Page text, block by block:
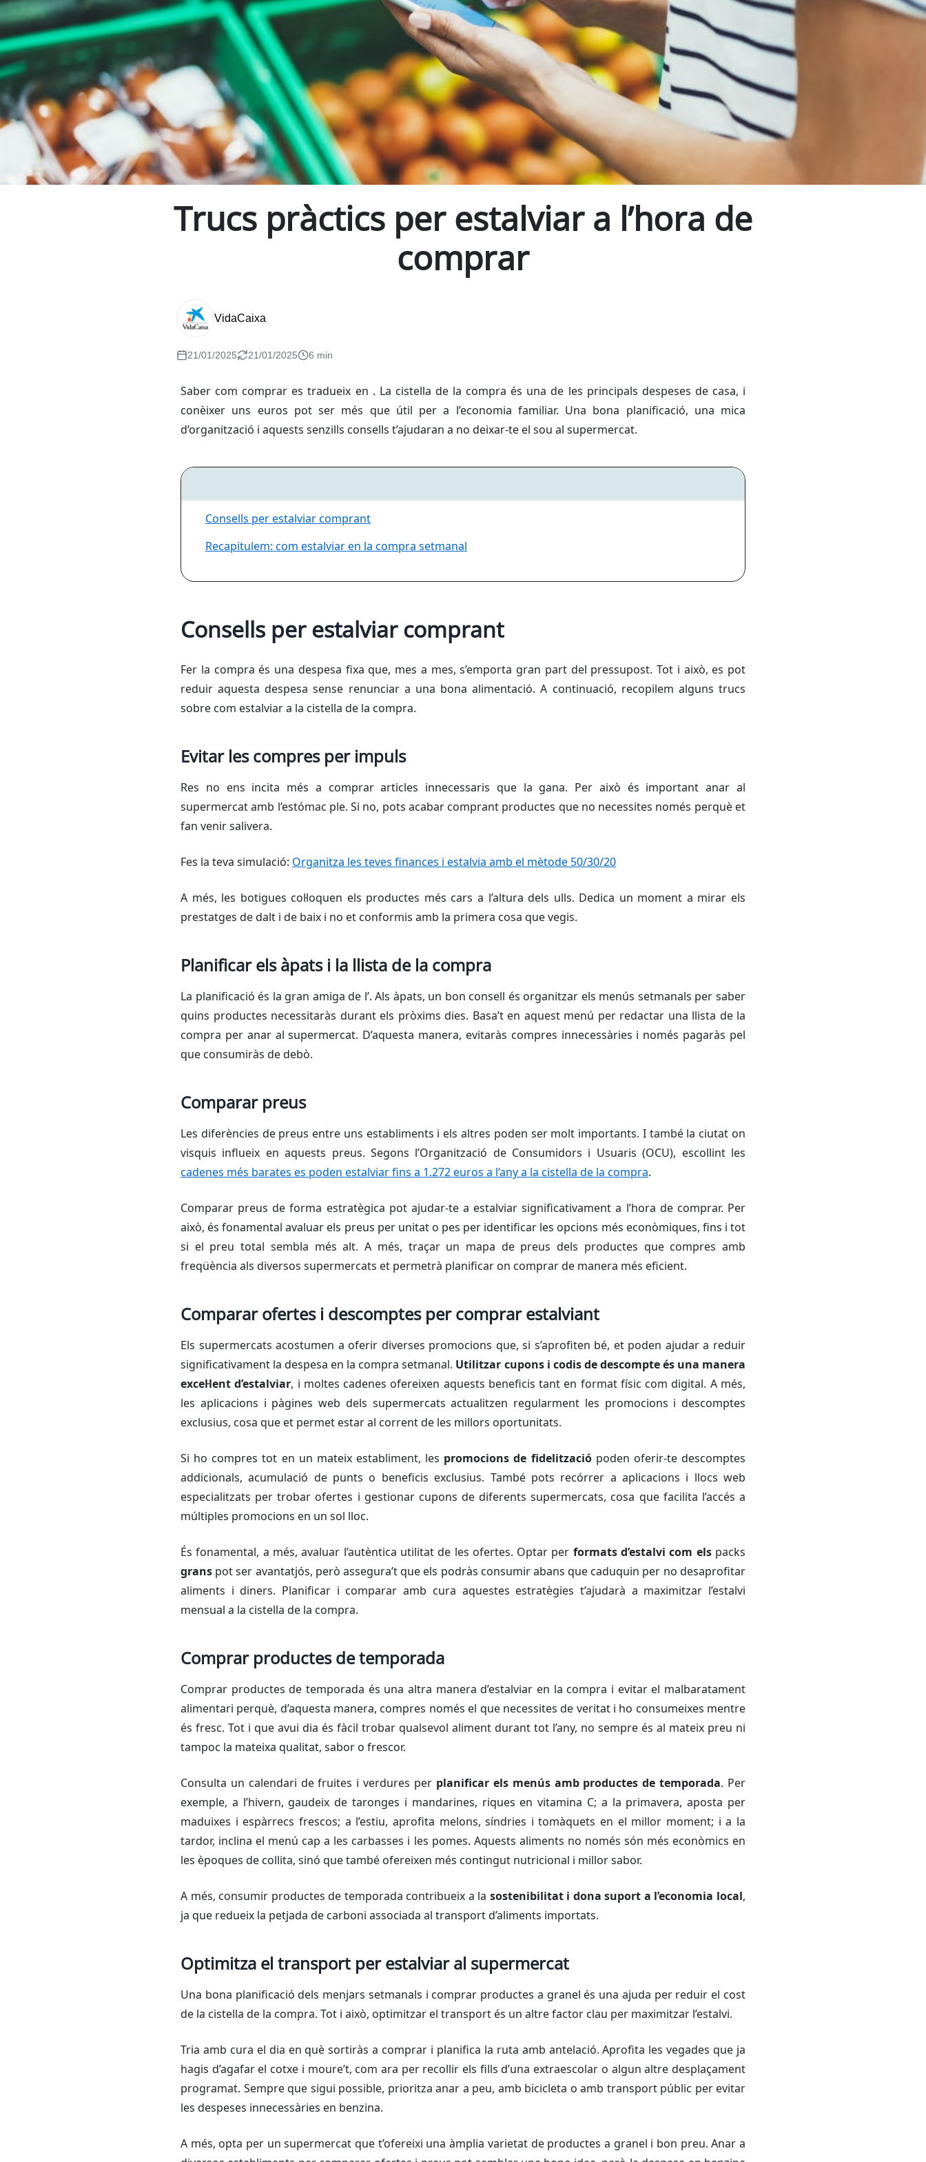
Trucs pràctics per estalviar a l’hora de
comprar
VidaCaixa
21/01/2025 21/01/2025 6 min
Saber com comprar es tradueix en . La cistella de la compra és una de les principals despeses de casa, i
conèixer uns euros pot ser més que útil per a l’economia familiar. Una bona planificació, una mica
d’organització i aquests senzills consells t’ajudaran a no deixar-te el sou al supermercat.
Consells per estalviar comprant
Recapitulem: com estalviar en la compra setmanal
Consells per estalviar comprant
Fer la compra és una despesa fixa que, mes a mes, s’emporta gran part del pressupost. Tot i això, es pot
reduir aquesta despesa sense renunciar a una bona alimentació. A continuació, recopilem alguns trucs
sobre com estalviar a la cistella de la compra.
Evitar les compres per impuls
Res no ens incita més a comprar articles innecessaris que la gana. Per això és important anar al
supermercat amb l’estómac ple. Si no, pots acabar comprant productes que no necessites només perquè et
fan venir salivera.
Fes la teva simulació: Organitza les teves finances i estalvia amb el mètode 50/30/20
A més, les botigues col·loquen els productes més cars a l’altura dels ulls. Dedica un moment a mirar els
prestatges de dalt i de baix i no et conformis amb la primera cosa que vegis.
Planificar els àpats i la llista de la compra
La planificació és la gran amiga de l’. Als àpats, un bon consell és organitzar els menús setmanals per saber
quins productes necessitaràs durant els pròxims dies. Basa’t en aquest menú per redactar una llista de la
compra per anar al supermercat. D’aquesta manera, evitaràs compres innecessàries i només pagaràs pel
que consumiràs de debò.
Comparar preus
Les diferències de preus entre uns establiments i els altres poden ser molt importants. I també la ciutat on
visquis influeix en aquests preus. Segons l’Organització de Consumidors i Usuaris (OCU), escollint les
cadenes més barates es poden estalviar fins a 1.272 euros a l’any a la cistella de la compra.
Comparar preus de forma estratègica pot ajudar-te a estalviar significativament a l’hora de comprar. Per
això, és fonamental avaluar els preus per unitat o pes per identificar les opcions més econòmiques, fins i tot
si el preu total sembla més alt. A més, traçar un mapa de preus dels productes que compres amb
freqüència als diversos supermercats et permetrà planificar on comprar de manera més eficient.
Comparar ofertes i descomptes per comprar estalviant
Els supermercats acostumen a oferir diverses promocions que, si s’aprofiten bé, et poden ajudar a reduir
significativament la despesa en la compra setmanal. Utilitzar cupons i codis de descompte és una manera
excel·lent d’estalviar, i moltes cadenes ofereixen aquests beneficis tant en format físic com digital. A més,
les aplicacions i pàgines web dels supermercats actualitzen regularment les promocions i descomptes
exclusius, cosa que et permet estar al corrent de les millors oportunitats.
Si ho compres tot en un mateix establiment, les promocions de fidelitzaciópoden oferir-te descomptes
addicionals, acumulació de punts o beneficis exclusius. També pots recórrer a aplicacions i llocs web
especialitzats per trobar ofertes i gestionar cupons de diferents supermercats, cosa que facilita l’accés a
múltiples promocions en un sol lloc.
És fonamental, a més, avaluar l’autèntica utilitat de les ofertes. Optar per formats d’estalvi com els packs
grans pot ser avantatjós, però assegura’t que els podràs consumir abans que caduquin per no desaprofitar
aliments i diners. Planificar i comparar amb cura aquestes estratègies t’ajudarà a maximitzar l’estalvi
mensual a la cistella de la compra.
Comprar productes de temporada
Comprar productes de temporada és una altra manera d’estalviar en la compra i evitar el malbaratament
alimentari perquè, d’aquesta manera, compres només el que necessites de veritat i ho consumeixes mentre
és fresc. Tot i que avui dia és fàcil trobar qualsevol aliment durant tot l’any, no sempre és al mateix preu ni
tampoc la mateixa qualitat, sabor o frescor.
Consulta un calendari de fruites i verdures per planificar els menús amb productes de temporada. Per
exemple, a l’hivern, gaudeix de taronges i mandarines, riques en vitamina C; a la primavera, aposta per
maduixes i espàrrecs frescos; a l’estiu, aprofita melons, síndries i tomàquets en el millor moment; i a la
tardor, inclina el menú cap a les carbasses i les pomes. Aquests aliments no només són més econòmics en
les èpoques de collita, sinó que també ofereixen més contingut nutricional i millor sabor.
A més, consumir productes de temporada contribueix a la sostenibilitat i dona suport a l’economia local,
ja que redueix la petjada de carboni associada al transport d’aliments importats.
Optimitza el transport per estalviar al supermercat
Una bona planificació dels menjars setmanals i comprar productes a granel és una ajuda per reduir el cost
de la cistella de la compra. Tot i això, optimitzar el transport és un altre factor clau per maximitzar l’estalvi.
Tria amb cura el dia en què sortiràs a comprar i planifica la ruta amb antelació. Aprofita les vegades que ja
hagis d’agafar el cotxe i moure’t, com ara per recollir els fills d’una extraescolar o algun altre desplaçament
programat. Sempre que sigui possible, prioritza anar a peu, amb bicicleta o amb transport públic per evitar
les despeses innecessàries en benzina.
A més, opta per un supermercat que t’ofereixi una àmplia varietat de productes a granel i bon preu. Anar a